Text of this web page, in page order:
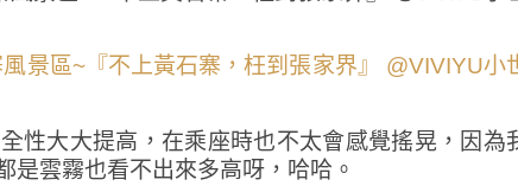
性大大提高，在乘座時也不太會感覺搖晃，因為
雲霧也看不出來多高呀，哈哈。